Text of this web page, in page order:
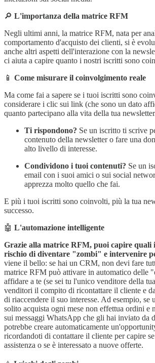
🔎 L'importanza della matrice RFM
Negli ultimi anni, la matrice RFM, nata per
comportamento d'acquisto dei clienti, si è
anche altri aspetti dell'interazione con la
ci aiuta a capire quanto i nostri iscritti sono
📱 Come misurare il coinvolgimento reale
Ma come fai a sapere se i tuoi iscritti sono
considerare i clic sui link (che sono un dato
quanto partecipano alla vita della tua
Ti rispondono? Se un iscritto ti scrive
contenuto della newsletter o fare una
alto livello di interesse.
Condividono i tuoi contenuti? Se un
email con i suoi amici o sui social
apprezza molto quello che fai.
E più i tuoi iscritti sono coinvolti, più la tua
successo.
🤖 L'automazione intelligente
Grazie alla matrice RFM, puoi capire quali
rischio di diventare "zombi" e intervenire
viene il bello: se hai un CRM, non devi fare
matrice RFM può attivare in automatico delle
affidare a te (se sei tu l'unico venditore della
venditori il compito di ricontattare il cliente e
di riaccendere il suo interesse. Ad esempio, se
solito acquista ogni mese non effettua ordini e
sui messaggi WhatsApp che gli hai inviato da
potrebbe creare automaticamente
ricordandoti di contattare il cliente per capire
assistenza o se è interessato a nuove offerte.